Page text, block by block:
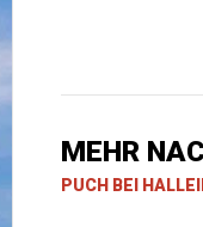
MEHR
PUCH BEI